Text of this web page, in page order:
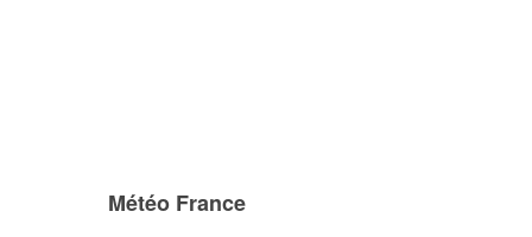
Météo France